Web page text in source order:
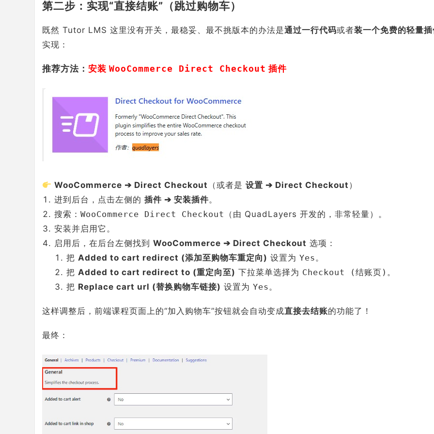
第二步：实现“直接结账”（跳过购物车）
既然 Tutor LMS 这里没有开关，最稳妥、最不挑版本的办法是通过一行代码或者装一个免费的轻量
实现：
推荐方法： 安装 WooCommerce Direct Checkout 插件
WooCommerce ➔ Direct Checkout （或者是设置 ➔ Direct Checkout ）
进到后台，点击左侧的 插件 ➔ 安装插件。
搜索： WooCommerce Direct Checkout （由 QuadLayers 开发的，非常轻量）。
安装并启用它。
启用后，在后台左侧找到 WooCommerce ➔ Direct Checkout 选项：
把 Added to cart redirect (添加至购物车重定向) 设置为 Yes。
把 Added to cart redirect to (重定向至) 下拉菜单选择为 Checkout (结账页) 。
把 Replace cart url (替换购物车链接) 设置为 Yes。
这样调整后，前端课程页面上的“加入购物车”按钮就会自动变成直接去结账的功能了！
最终：